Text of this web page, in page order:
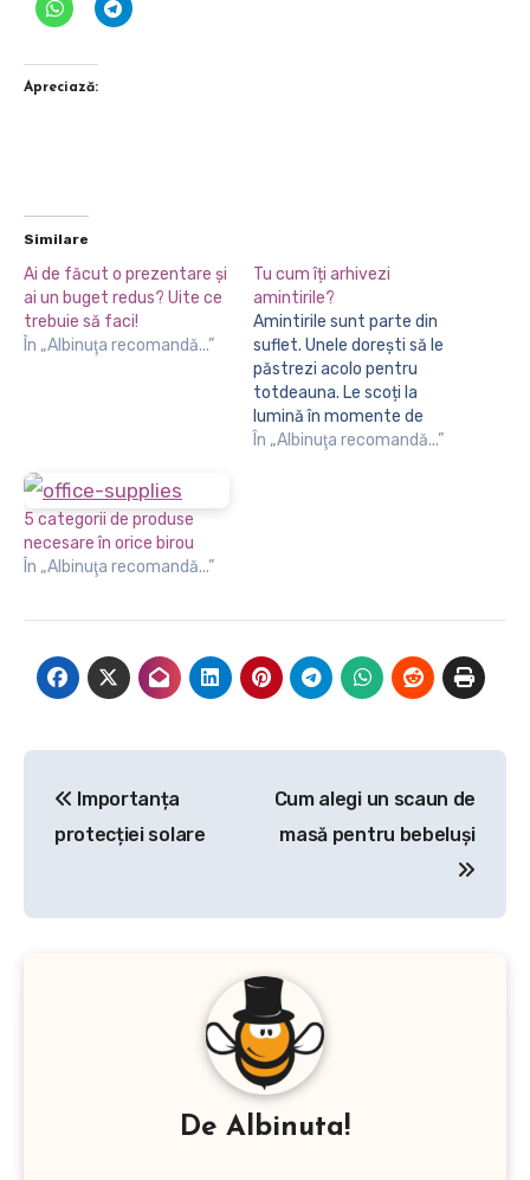
Apreciază:
Similare
Ai de făcut o prezentare şi
ai un buget redus? Uite ce
trebuie să faci!
În „Albinuţa recomandă...”
Tu cum îți arhivezi
amintirile?
Amintirile sunt parte din
suflet. Unele dorești să le
păstrezi acolo pentru
totdeauna. Le scoți la
lumină în momente de
răscruce, atunci când
În „Albinuţa recomandă...”
5 categorii de produse
necesare în orice birou
În „Albinuţa recomandă...”
Importanța
protecției solare
Cum alegi un scaun de
masă pentru bebeluși
De Albinuta!